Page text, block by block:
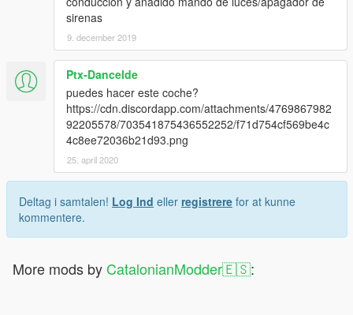
sirenas
9. december 2019
Ptx-Dancelde
puedes hacer este coche?
https://cdn.discordapp.com/attachments/4769867982
92205578/703541875436552252/f71d754cf569be4c
4c8ee72036b21d93.png
25. april 2020
Deltag i samtalen! Log Ind eller registrere for at kunne
kommentere.
More mods by CatalonianModder🇪🇸: